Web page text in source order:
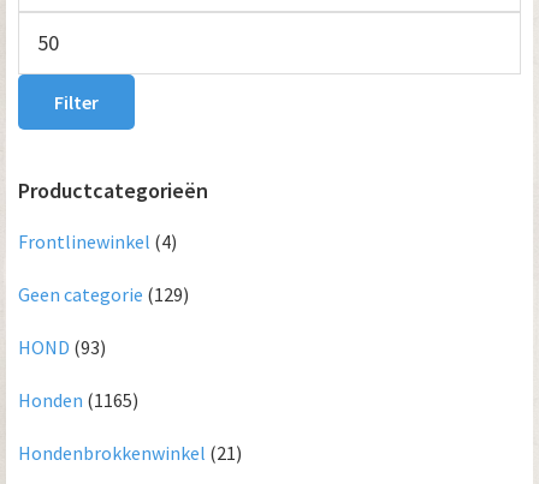
prijs
prijs
Filter
Productcategorieën
Frontlinewinkel (4)
Geen categorie (129)
HOND (93)
Honden (1165)
Hondenbrokkenwinkel (21)